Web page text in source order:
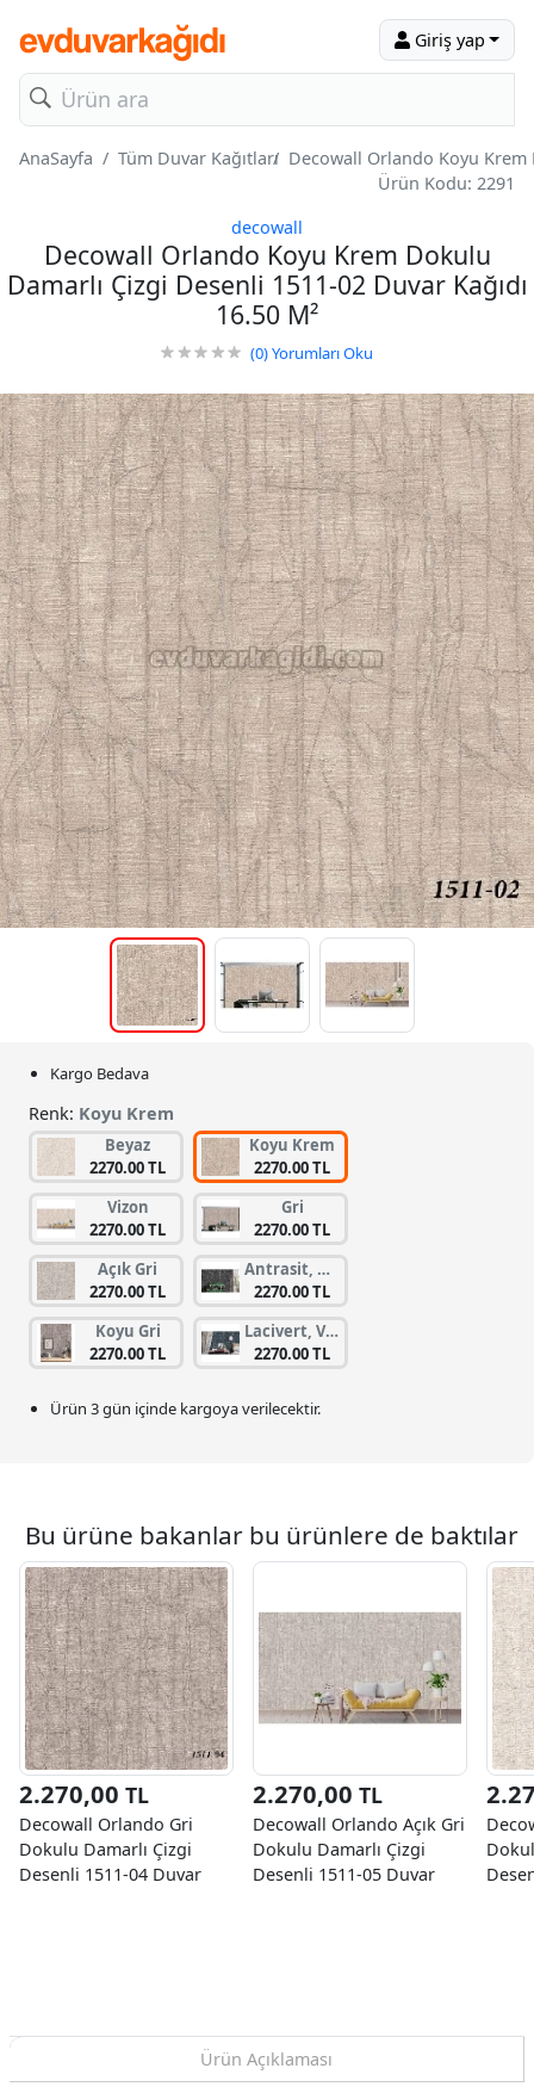
Giriş yap
AnaSayfa Tüm Duvar Kağıtları Decowall Orlando Koyu Krem
Ürün Kodu: 2291
decowall
Decowall Orlando Koyu Krem Dokulu
Damarlı Çizgi Desenli 1511-02 Duvar Kağıdı
16.50 M²
(0)Yorumları Oku
Kargo Bedava
Renk: Koyu Krem
Beyaz
2270.00 TL
Koyu Krem
2270.00 TL
Vizon
2270.00 TL
Gri
2270.00 TL
Açık Gri
2270.00 TL
Antrasit, Gümüş
2270.00 TL
Koyu Gri
2270.00 TL
Lacivert, Vizon
2270.00 TL
Ürün 3 gün içinde kargoya verilecektir.
Bu ürüne bakanlar bu ürünlere de baktılar
2.270,00 TL
Decowall Orlando Gri
Dokulu Damarlı Çizgi
Desenli 1511-04 Duvar
2.270,00 TL
Decowall Orlando Açık Gri
Dokulu Damarlı Çizgi
Desenli 1511-05 Duvar
Ürün Açıklaması